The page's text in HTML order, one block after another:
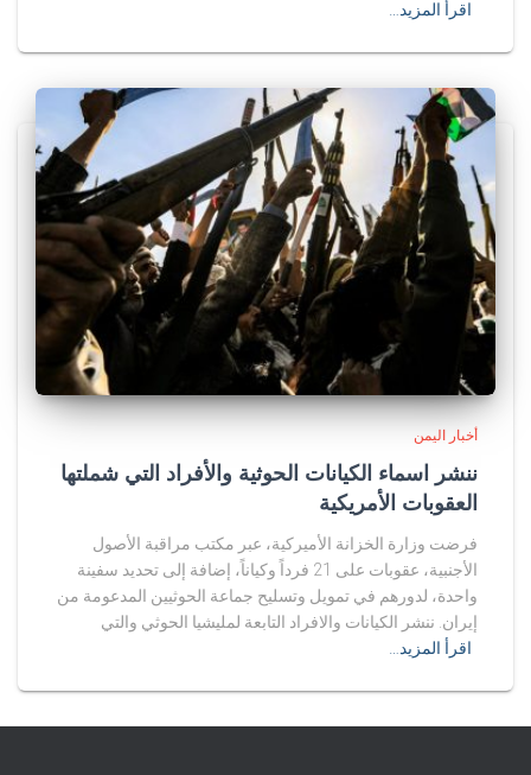
اقرأ المزيد…
أخبار اليمن
ننشر اسماء الكيانات الحوثية والأفراد التي شملتها
العقوبات الأمريكية
فرضت وزارة الخزانة الأميركية، عبر مكتب مراقبة الأصول
الأجنبية، عقوبات على 21 فرداً وكياناً، إضافة إلى تحديد سفينة
واحدة، لدورهم في تمويل وتسليح جماعة الحوثيين المدعومة من
إيران. ننشر الكيانات والافراد التابعة لمليشيا الحوثي والتي
اقرأ المزيد…